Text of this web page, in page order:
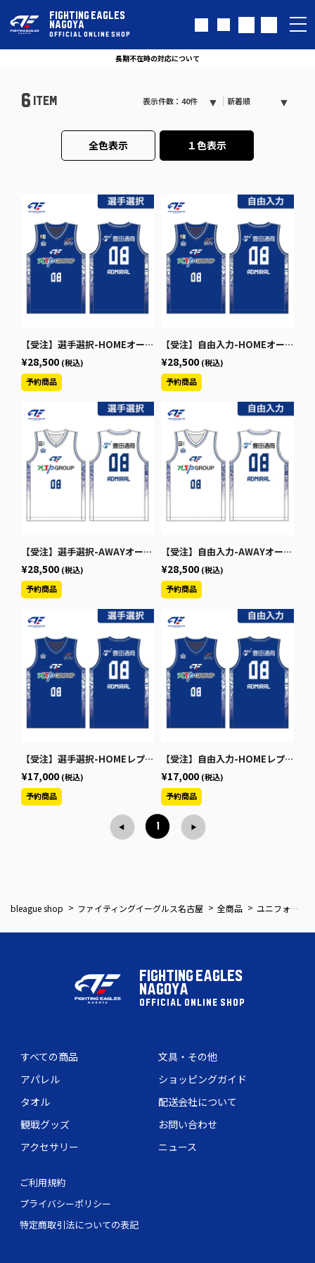
FIGHTING EAGLES
NAGOYA
OFFICIAL ONLINE SHOP
長期不在時の対応について
6 ITEM 表示件数：40件 新着順
全色表示 １色表示
【受注】選手選択-HOMEオーセンティックユニフォーム2026-27（S～3XL）
¥28,500 (税込)
【受注】自由入力-HOMEオーセンティックユニフォーム2026-27（S～3XL）
¥28,500 (税込)
【受注】選手選択-AWAYオーセンティックユニフォーム2026-27（S～3XL）
¥28,500 (税込)
【受注】自由入力-AWAYオーセンティックユニフォーム2026-27（S～3XL）
¥28,500 (税込)
【受注】選手選択-HOMEレプリカユニフォーム2026-27（S～3XL）【Bリーグワッペンなし】
¥17,000 (税込)
【受注】自由入力-HOMEレプリカユニフォーム2026-27（S～3XL）【Bリーグワッペンなし】
¥17,000 (税込)
1
bleague shop ファイティングイーグルス名古屋 全商品 ユニフォーム
FIGHTING EAGLES
NAGOYA
OFFICIAL ONLINE SHOP
すべての商品
アパレル
タオル
観戦グッズ
アクセサリー
文具・その他
ショッピングガイド
配送会社について
お問い合わせ
ニュース
ご利用規約
プライバシーポリシー
特定商取引法についての表記